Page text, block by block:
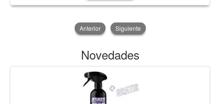
Anterior Siguiente
Novedades